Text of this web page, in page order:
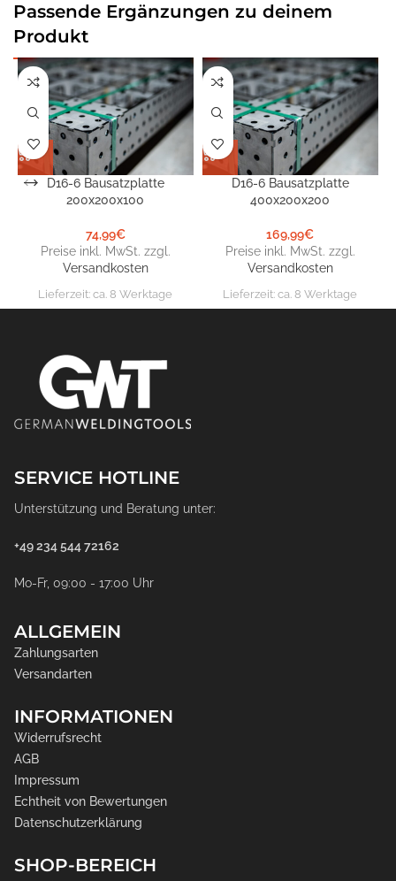
Passende Ergänzungen zu deinem
Produkt
D16-6 Bausatzplatte
200x200x100
74,99€
Preise inkl. MwSt. zzgl.
Versandkosten
Lieferzeit:ca. 8 Werktage
D16-6 Bausatzplatte
400x200x200
169,99€
Preise inkl. MwSt. zzgl.
Versandkosten
Lieferzeit:ca. 8 Werktage
SERVICE HOTLINE
Unterstützung und Beratung unter:
+49 234 544 72162
Mo-Fr, 09:00 - 17:00 Uhr
ALLGEMEIN
Zahlungsarten
Versandarten
INFORMATIONEN
Widerrufsrecht
AGB
Impressum
Echtheit von Bewertungen
Datenschutzerklärung
SHOP-BEREICH